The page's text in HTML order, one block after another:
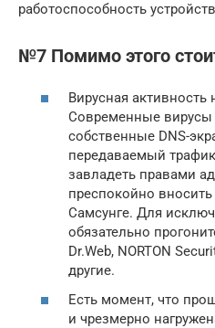
работоспособность
№7 Помимо этого
Вирусная активность
Современные
собственные DNS-
передаваемый
завладеть правами
преспокойно
Самсунге. Для
обязательно
Dr.Web, NORTON
другие.
Есть момент, что
и чрезмерно